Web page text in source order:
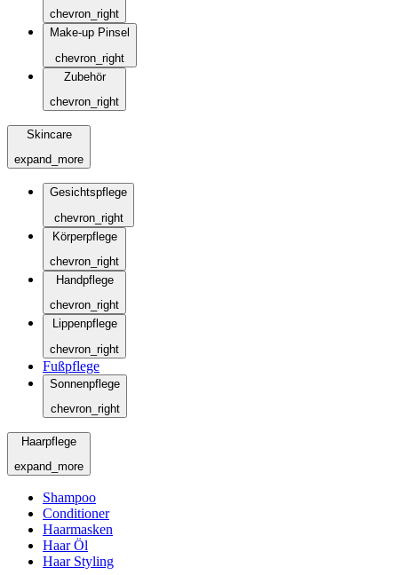
chevron_right
Make-up Pinsel
chevron_right
Zubehör
chevron_right
Skincare
expand_more
Gesichtspflege
chevron_right
Körperpflege
chevron_right
Handpflege
chevron_right
Lippenpflege
chevron_right
Fußpflege
Sonnenpflege
chevron_right
Haarpflege
expand_more
Shampoo
Conditioner
Haarmasken
Haar Öl
Haar Styling